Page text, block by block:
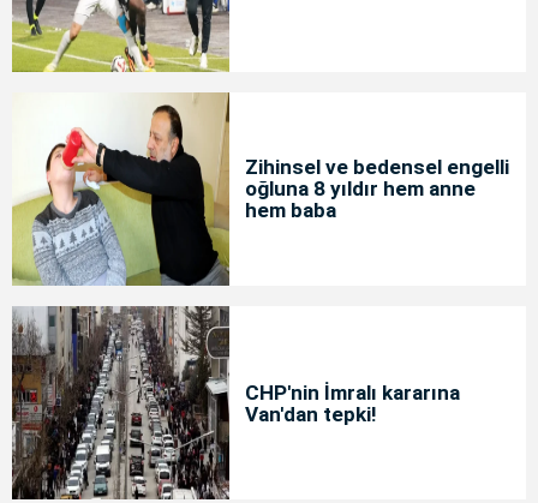
Zihinsel ve bedensel engelli
oğluna 8 yıldır hem anne
hem baba
CHP'nin İmralı kararına
Van'dan tepki!